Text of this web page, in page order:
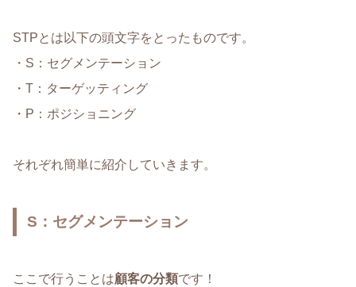
STPとは以下の頭文字をとったものです。
・S：セグメンテーション
・T：ターゲッティング
・P：ポジショニング
それぞれ簡単に紹介していきます。
S：セグメンテーション
ここで行うことは顧客の分類です！